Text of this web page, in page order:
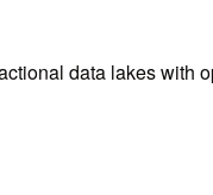
data lakes with